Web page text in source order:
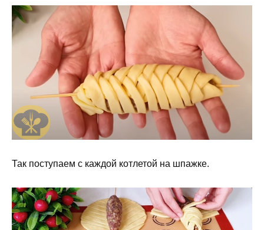
Так поступаем с каждой котлетой на шпажке.